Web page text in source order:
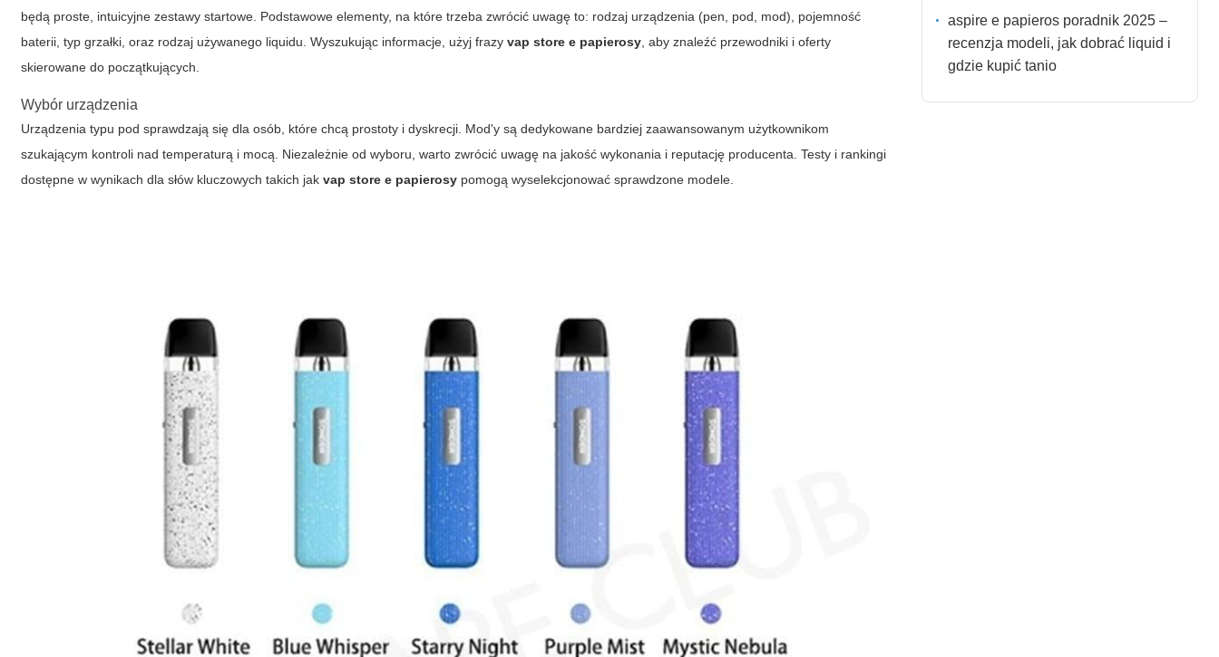
będą proste, intuicyjne zestawy startowe. Podstawowe elementy, na które trzeba zwrócić uwagę to: rodzaj urządzenia (pen, pod, mod), pojemność
baterii, typ grzałki, oraz rodzaj używanego liquidu. Wyszukując informacje, użyj frazyvap store e papierosy, aby znaleźć przewodniki i oferty
skierowane do początkujących.
Wybór urządzenia
Urządzenia typu pod sprawdzają się dla osób, które chcą prostoty i dyskrecji. Mod'y są dedykowane bardziej zaawansowanym użytkownikom
szukającym kontroli nad temperaturą i mocą. Niezależnie od wyboru, warto zwrócić uwagę na jakość wykonania i reputację producenta. Testy i rankingi
dostępne w wynikach dla słów kluczowych takich jakvap store e papierosy pomogą wyselekcjonować sprawdzone modele.
aspire e papieros poradnik 2025 –
recenzja modeli, jak dobrać liquid i
gdzie kupić tanio